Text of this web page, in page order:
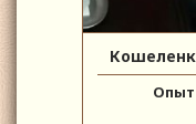
Опыт